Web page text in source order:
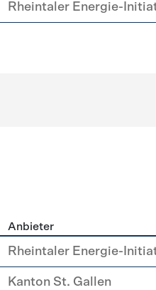
Rheintaler Energie-
Anbieter
Rheintaler Energie-
Kanton St. Gallen